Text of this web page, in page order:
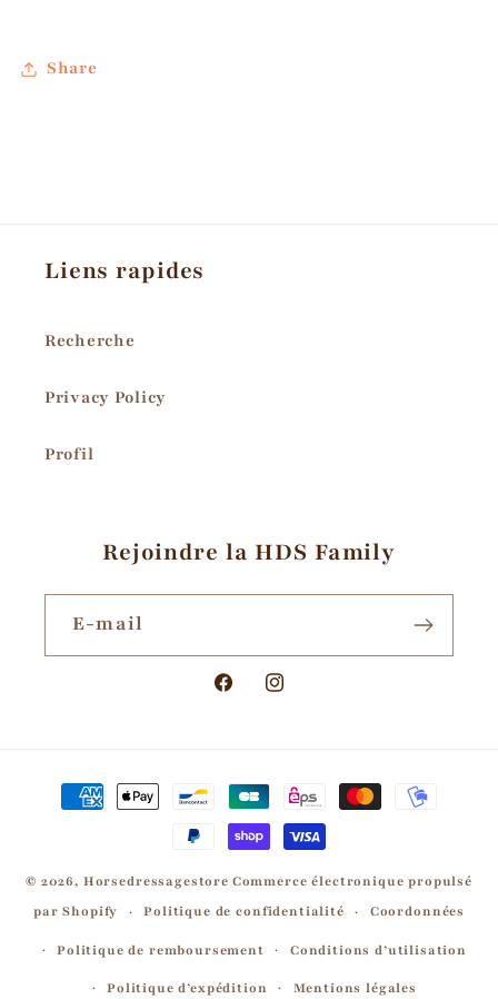
Share
Liens rapides
Recherche
Privacy Policy
Profil
Rejoindre la HDS Family
E-mail
FacebookInstagram
Moyens
© 2026, Horsedressagestore Commerce électronique propulsé
par Shopify
Politique de confidentialité Coordonnées
Politique de remboursement Conditions d’utilisation
Politique d’expédition Mentions légales